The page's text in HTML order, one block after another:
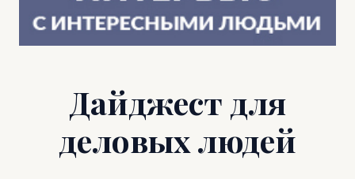
Дайджест для
деловых людей